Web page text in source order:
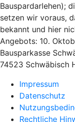
Bauspardarlehen);
setzen wir voraus,
bekannt und hier
Angebots: 10.
Bausparkasse
74523 Schwäbisch
Impressum
Datenschutz
Rechtliche